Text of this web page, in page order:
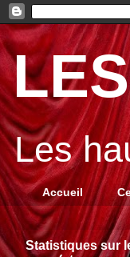
Les
Accueil
Statistiques sur